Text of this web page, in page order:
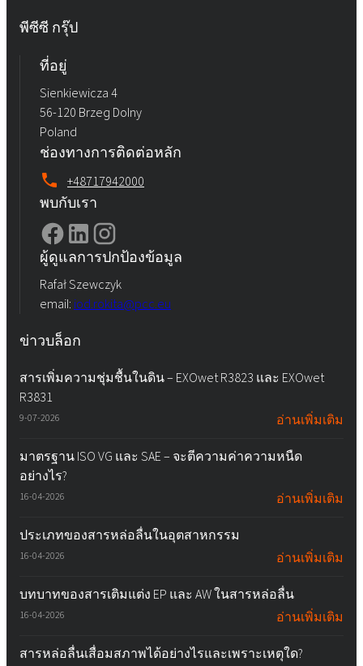
พีซีซี กรุ๊ป
ที่อยู่
Sienkiewicza 4
56-120 Brzeg Dolny
Poland
ช่องทางการติดต่อหลัก
+48717942000
พบกับเรา
ผู้ดูแลการปกป้องข้อมูล
Rafał Szewczyk
email: iod.rokita@pcc.eu
ข่าวบล็อก
สารเพิ่มความชุ่มชื้นในดิน – EXOwet R3823 และ EXOwet
R3831
9-07-2026 อ่านเพิ่มเติม
มาตรฐาน ISO VG และ SAE – จะตีความค่าความหนืด
อย่างไร?
16-04-2026 อ่านเพิ่มเติม
ประเภทของสารหล่อลื่นในอุตสาหกรรม
16-04-2026 อ่านเพิ่มเติม
บทบาทของสารเติมแต่ง EP และ AW ในสารหล่อลื่น
16-04-2026 อ่านเพิ่มเติม
สารหล่อลื่นเสื่อมสภาพได้อย่างไรและเพราะเหตุใด?